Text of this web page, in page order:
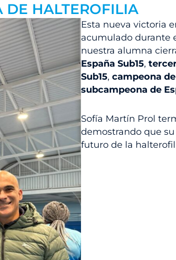
DE HALTEROFILIA
Esta nueva victoria
acumulado durante
nuestra alumna
España Sub15,
Sub15, campeona
subcampeona de
Sofía Martín Prol
demostrando que
futuro de la